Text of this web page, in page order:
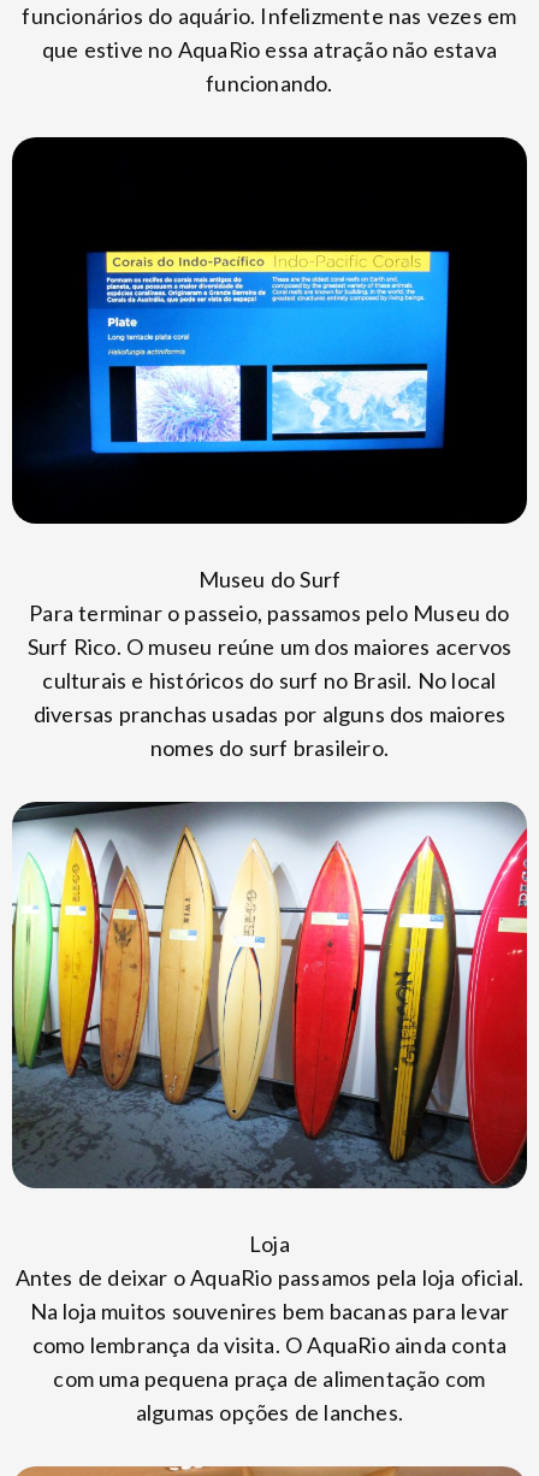
funcionários do aquário. Infelizmente nas vezes em
que estive no AquaRio essa atração não estava
funcionando.
Museu do Surf
Para terminar o passeio, passamos pelo Museu do
Surf Rico. O museu reúne um dos maiores acervos
culturais e históricos do surf no Brasil. No local
diversas pranchas usadas por alguns dos maiores
nomes do surf brasileiro.
Loja
Antes de deixar o AquaRio passamos pela loja oficial.
Na loja muitos souvenires bem bacanas para levar
como lembrança da visita. O AquaRio ainda conta
com uma pequena praça de alimentação com
algumas opções de lanches.